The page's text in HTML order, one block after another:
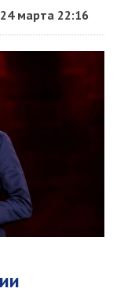
24 марта 22:16